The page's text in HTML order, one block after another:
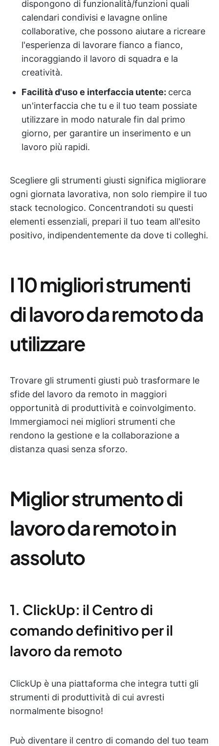
dispongono di funzionalità/funzioni quali
calendari condivisi e lavagne online
collaborative, che possono aiutare a ricreare
l'esperienza di lavorare fianco a fianco,
incoraggiando il lavoro di squadra e la
creatività.
Facilità d'uso e interfaccia utente: cerca
un'interfaccia che tu e il tuo team possiate
utilizzare in modo naturale fin dal primo
giorno, per garantire un inserimento e un
lavoro più rapidi.
Scegliere gli strumenti giusti significa migliorare
ogni giornata lavorativa, non solo riempire il tuo
stack tecnologico. Concentrandoti su questi
elementi essenziali, prepari il tuo team all'esito
positivo, indipendentemente da dove ti colleghi.
I 10 migliori strumenti
di lavoro da remoto da
utilizzare
Trovare gli strumenti giusti può trasformare le
sfide del lavoro da remoto in maggiori
opportunità di produttività e coinvolgimento.
Immergiamoci nei migliori strumenti che
rendono la gestione e la collaborazione a
distanza quasi senza sforzo.
Miglior strumento di
lavoro da remoto in
assoluto
1. ClickUp: il Centro di
comando definitivo per il
lavoro da remoto
ClickUp è una piattaforma che integra tutti gli
strumenti di produttività di cui avresti
normalmente bisogno!
Può diventare il centro di comando del tuo team